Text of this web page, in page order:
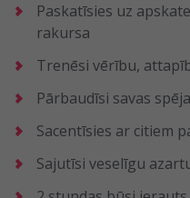
Paskatīsies uz
rakursa
Trenēsi vērību,
Pārbaudīsi savas
Sacentīsies ar citiem
Sajutīsi veselīgu